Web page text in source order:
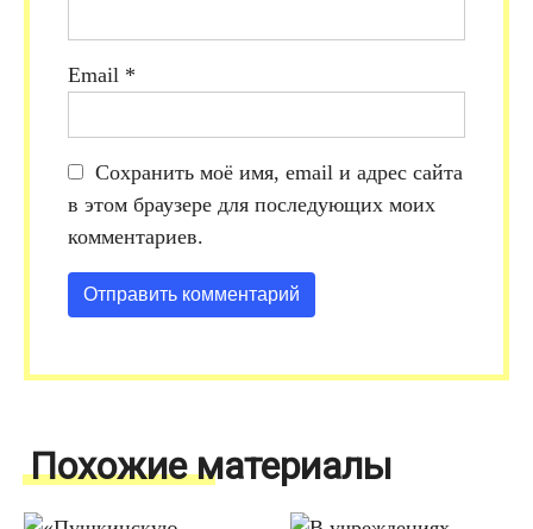
Email *
Сохранить моё имя, email и адрес сайта
в этом браузере для последующих моих
комментариев.
Похожие материалы